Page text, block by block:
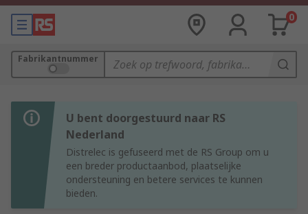
0
Fabrikantnummer
U bent doorgestuurd naar RS
Nederland
Distrelec is gefuseerd met de RS Group om u
een breder productaanbod, plaatselijke
ondersteuning en betere services te kunnen
bieden.